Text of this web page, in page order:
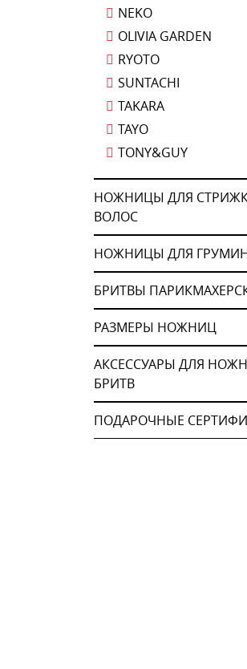
NEKO
OLIVIA GARDEN
RYOTO
SUNTACHI
TAKARA
TAYO
TONY&GUY
НОЖНИЦЫ ДЛЯ
ВОЛОС
НОЖНИЦЫ ДЛЯ
БРИТВЫ
РАЗМЕРЫ НОЖНИЦ
АКСЕССУАРЫ ДЛЯ
БРИТВ
ПОДАРОЧНЫЕ